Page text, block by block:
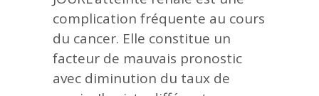
complication fréquente au cours
du cancer. Elle constitue un
facteur de mauvais pronostic
avec diminution du taux de